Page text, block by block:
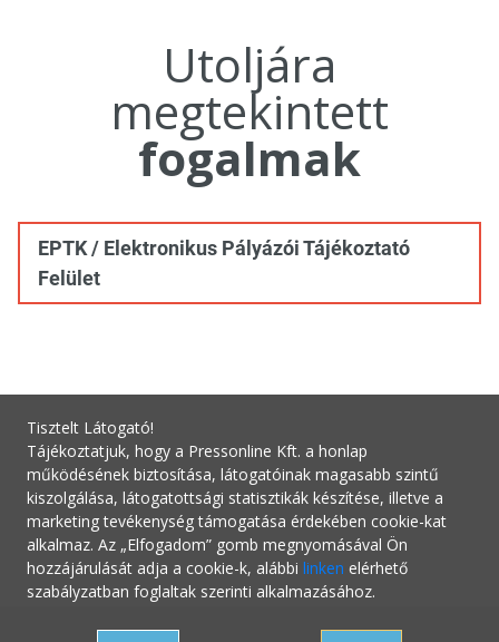
Utoljára
megtekintett
fogalmak
EPTK / Elektronikus Pályázói Tájékoztató
Felület
Tisztelt Látogató!
Tájékoztatjuk, hogy a Pressonline Kft. a honlap
működésének biztosítása, látogatóinak magasabb szintű
kiszolgálása, látogatottsági statisztikák készítése, illetve a
marketing tevékenység támogatása érdekében cookie-kat
alkalmaz. Az „Elfogadom” gomb megnyomásával Ön
hozzájárulását adja a cookie-k, alábbi linken elérhető
szabályzatban foglaltak szerinti alkalmazásához.